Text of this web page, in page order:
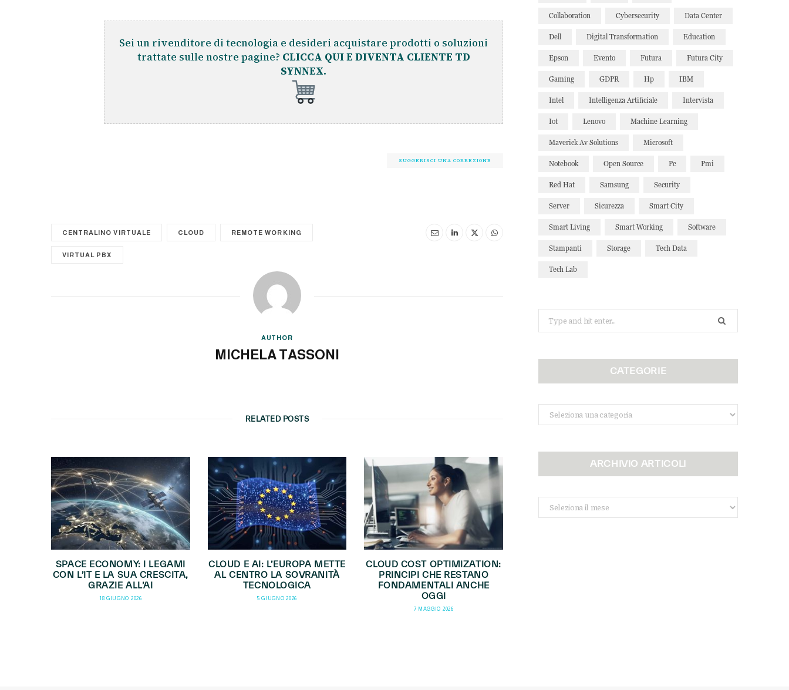
Sei un rivenditore di tecnologia e desideri acquistare prodotti o soluzioni
trattate sulle nostre pagine? CLICCA QUI E DIVENTA CLIENTE TD
SYNNEX.
SUGGERISCI UNA CORREZIONE
CENTRALINO VIRTUALE CLOUD REMOTE WORKING
VIRTUAL PBX
AUTHOR
MICHELA TASSONI
RELATED POSTS
SPACE ECONOMY: I LEGAMI
CON L’IT E LA SUA CRESCITA,
GRAZIE ALL’AI
18 GIUGNO 2026
CLOUD E AI: L’EUROPA METTE
AL CENTRO LA SOVRANITÀ
TECNOLOGICA
5 GIUGNO 2026
CLOUD COST OPTIMIZATION:
PRINCIPI CHE RESTANO
FONDAMENTALI ANCHE
OGGI
7 MAGGIO 2026
Collaboration Cybersecurity Data Center
Dell Digital Transformation Education
Epson Evento Futura Futura City
Gaming GDPR Hp IBM
Intel Intelligenza Artificiale Intervista
Iot Lenovo Machine Learning
Maverick Av Solutions Microsoft
Notebook Open Source Pc Pmi
Red Hat Samsung Security
Server Sicurezza Smart City
Smart Living Smart Working Software
Stampanti Storage Tech Data
Tech Lab
for:
CATEGORIE
Categorie
ARCHIVIO ARTICOLI
Archivio
Articoli